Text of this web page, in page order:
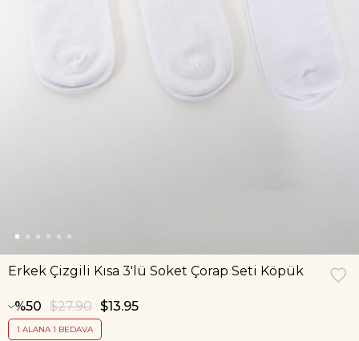
Erkek Çizgili Kısa 3'lü Soket Çorap Seti Köpük
50 $27.90 $13.95
1 ALANA 1 BEDAVA